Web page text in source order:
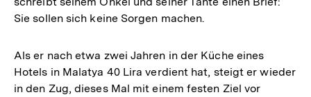
Sie sollen sich keine Sorgen machen.
Als er nach etwa zwei Jahren in der Küche eines
Hotels in Malatya 40 Lira verdient hat, steigt er wieder
in den Zug, dieses Mal mit einem festen Ziel vor